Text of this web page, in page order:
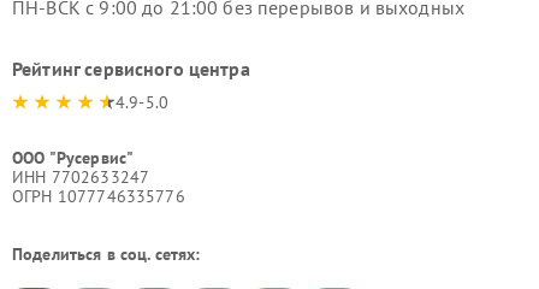
ПН-ВСК с 9:00 до 21:00 без перерывов и выходных
Рейтинг сервисного центра
4.9-5.0
ООО "Русервис"
ИНН 7702633247
ОГРН 1077746335776
Поделиться в соц. сетях: